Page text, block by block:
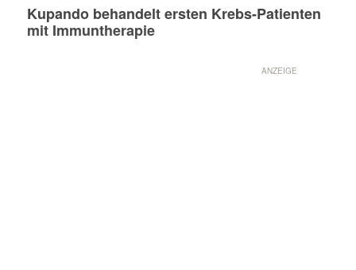
Kupando behandelt ersten Krebs-Patienten
mit Immuntherapie
ANZEIGE